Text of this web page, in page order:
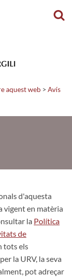
aquest web > Avís
d'aquesta
vigent en matèria
la Política
de
tots els
la URV, la seva
pot adreçar